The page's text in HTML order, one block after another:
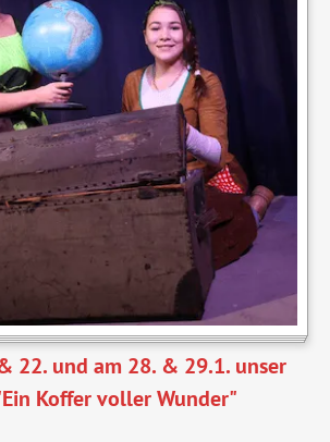
22. und am 28. & 29.1. unser
Koffer voller Wunder"